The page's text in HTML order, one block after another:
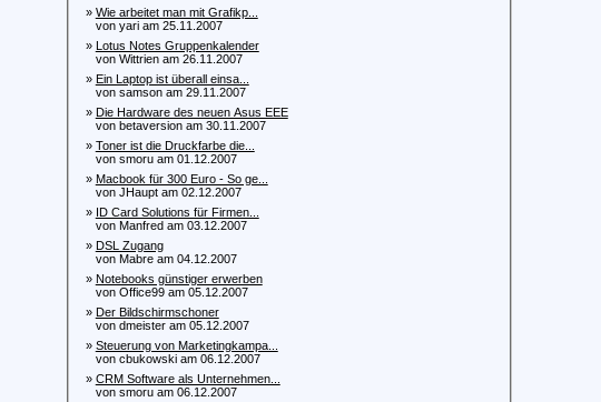
» Wie arbeitet man mit Grafikp...
von yari am 25.11.2007
» Lotus Notes Gruppenkalender
von Wittrien am 26.11.2007
» Ein Laptop ist überall einsa...
von samson am 29.11.2007
» Die Hardware des neuen Asus EEE
von betaversion am 30.11.2007
» Toner ist die Druckfarbe die...
von smoru am 01.12.2007
» Macbook für 300 Euro - So ge...
von JHaupt am 02.12.2007
» ID Card Solutions für Firmen...
von Manfred am 03.12.2007
» DSL Zugang
von Mabre am 04.12.2007
» Notebooks günstiger erwerben
von Office99 am 05.12.2007
» Der Bildschirmschoner
von dmeister am 05.12.2007
» Steuerung von Marketingkampa...
von cbukowski am 06.12.2007
» CRM Software als Unternehmen...
von smoru am 06.12.2007